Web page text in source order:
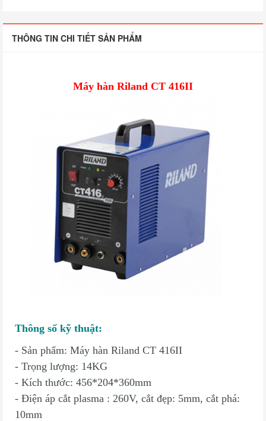
THÔNG TIN CHI TIẾT SẢN PHẨM
Máy hàn Riland CT 416II
Thông số kỹ thuật:
- Sản phẩm: Máy hàn Riland CT 416II
- Trọng lượng: 14KG
- Kích thước: 456*204*360mm
- Điện áp cắt plasma : 260V, cắt đẹp: 5mm, cắt phá:
10mm